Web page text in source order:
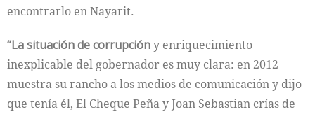
encontrarlo en Nayarit.
“La situación de corrupcióny enriquecimiento
inexplicable del gobernador es muy clara: en 2012
muestra su rancho a los medios de comunicación y dijo
que tenía él, El Cheque Peña y Joan Sebastian crías de